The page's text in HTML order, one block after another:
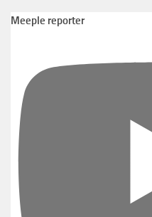
Meeple reporter